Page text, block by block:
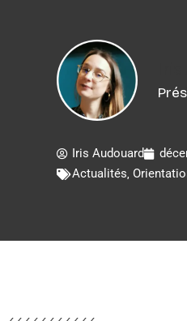
Iris Audouard
Actualités,